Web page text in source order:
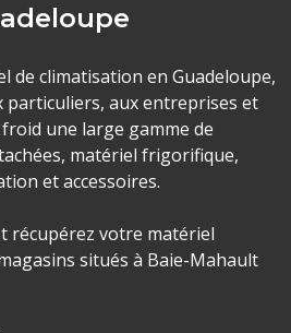
de climatisation en Guadeloupe,
particuliers, aux entreprises et
une large gamme de
matériel frigorifique,
et accessoires.
récupérez votre matériel
situés à Baie-Mahault